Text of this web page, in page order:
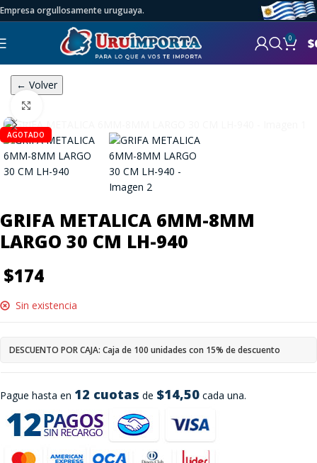
Empresa orgullosamente uruguaya.
0 $
← Volver
AGOTADO
GRIFA METALICA 6MM-8MM
LARGO 30 CM LH-940
$174
Pague hasta en 12 cuotas de $14,50 cada una.
Sin existencia
DESCUENTO POR CAJA: Caja de 100 unidades con 15% de descuento